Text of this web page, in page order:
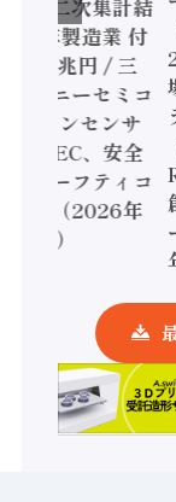
調査二次集計結
年製造業 付
額86兆円 / 三
とソニーセミコ
ジョンセンサ
/ IDEC、安全
すセーフティコ
ーラ（2026年
発行）